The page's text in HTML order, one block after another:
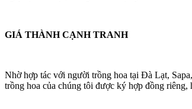
GIÁ THÀNH CẠNH TRANH
Nhờ hợp tác với người trồng hoa tại Đà Lạt,
trồng hoa của chúng tôi được ký hợp đồng riêng,